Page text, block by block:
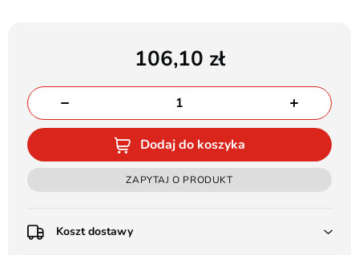
106,10
Dodaj do koszyka
ZAPYTAJ O PRODUKT
Koszt dostawy